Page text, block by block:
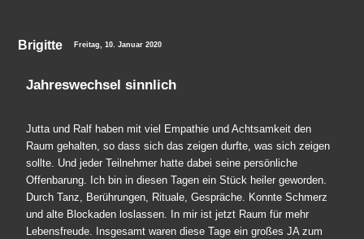
Brigitte Freitag, 10. Januar 2020
Jahreswechsel sinnlich
Jutta und Ralf haben mit viel Empathie und Achtsamkeit den
Raum gehalten, so dass sich das zeigen durfte, was sich zeigen
sollte. Und jeder Teilnehmer hatte dabei seine persönliche
Offenbarung. Ich bin in diesen Tagen ein Stück heiler geworden.
Durch Tanz, Berührungen, Rituale, Gespräche. Konnte Schmerz
und alte Blockaden loslassen. In mir ist jetzt Raum für mehr
Lebensfreude. Insgesamt waren diese Tage ein großes JA zum